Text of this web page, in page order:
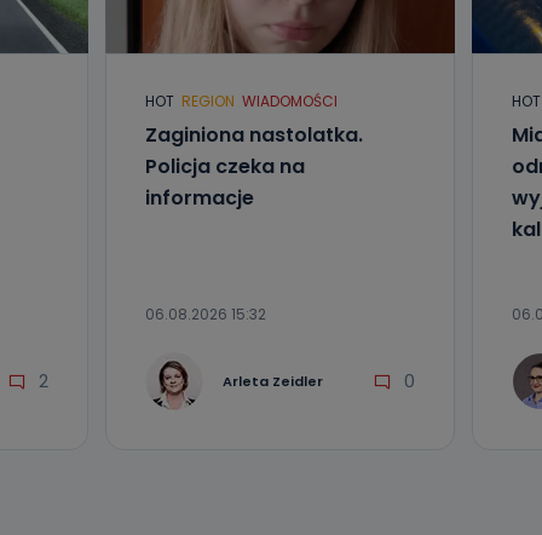
Wolności
2
HOT REGION WIADOMOŚCI
Zaginiona nastolatka.
Policja czeka na
informacje
06.08.2026 15:32
Arleta Zeidler 0
HOT